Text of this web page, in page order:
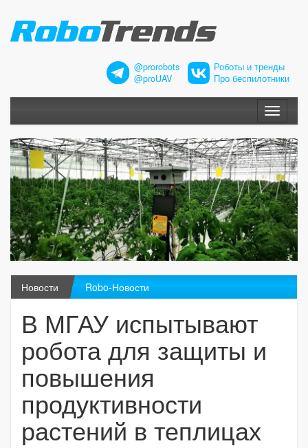
@prorobots
@proUAV
Роботы и тренды
Про беспилотники
Меню
Новости Robo-Новости
В МГАУ испытывают
робота для защиты и
повышения
продуктивности
растений в теплицах